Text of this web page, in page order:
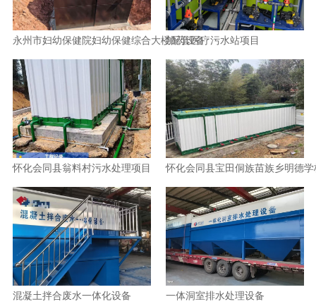
永州市妇幼保健院妇幼保健综合大楼配套医疗污水站项目
加药设备
怀化会同县翁料村污水处理项目 怀化会同县宝田侗族苗族乡明德
混凝土拌合废水一体化设备 一体洞室排水处理设备